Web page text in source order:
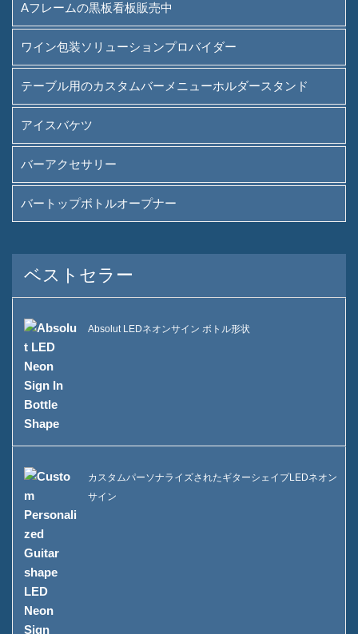
Aフレームの黒板看板販売中
ワイン包装ソリューションプロバイダー
テーブル用のカスタムバーメニューホルダースタンド
アイスバケツ
バーアクセサリー
バートップボトルオープナー
ベストセラー
Absolut LEDネオンサイン ボトル形状
カスタムパーソナライズされたギターシェイプLEDネオン
サイン